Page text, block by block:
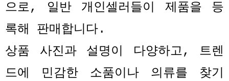
으로, 일반 개인셀러들이 제품을 등
록해 판매합니다.
상품 사진과 설명이 다양하고, 트렌
드에 민감한 소품이나 의류를 찾기